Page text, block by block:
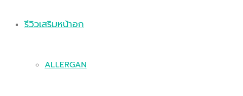
รีวิวเสริมหน้าอก
ALLERGAN